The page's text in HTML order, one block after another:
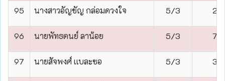
95 นางสาวอัญชัญ กล่อมดวงใจ 5/3 2
96 นายพัทธดนย์ ลาน้อย 5/3 7
97 นายสัจพงศ์ เเบละซอ 5/3 3